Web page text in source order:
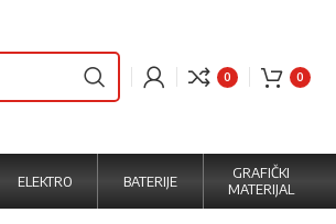
0 0
ELEKTRO BATERIJE
GRAFIČKI
MATERIJAL